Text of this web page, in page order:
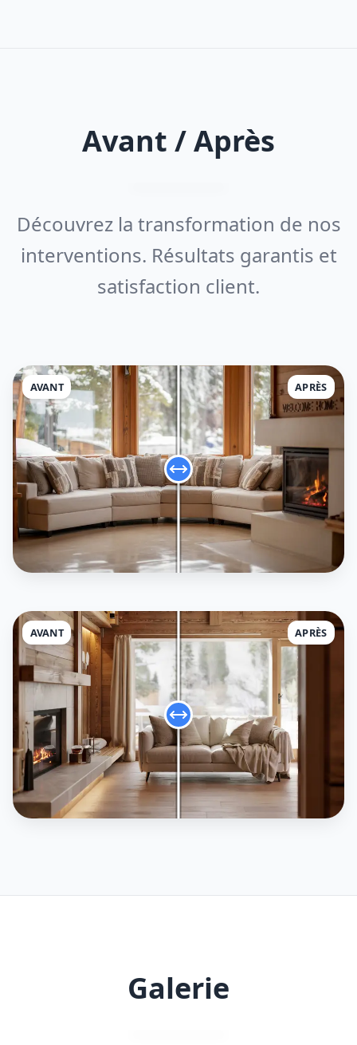
Avant / Après
Découvrez la transformation de nos
interventions. Résultats garantis et
satisfaction client.
AVANT APRÈS
AVANT APRÈS
Galerie